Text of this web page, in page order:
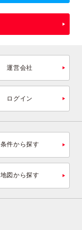
運営会社
ログイン
条件から探す
地図から探す